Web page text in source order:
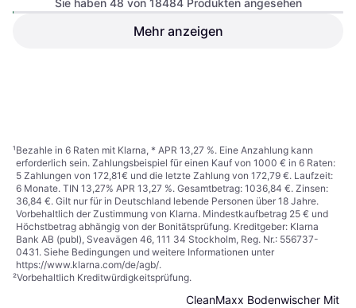
CleanMaxx Bodenwischer Mit
Mehr anzeigen
¹Bezahle in 6 Raten mit Klarna, * APR 13,27 %. Eine Anzahlung kann
erforderlich sein. Zahlungsbeispiel für einen Kauf von 1000 € in 6 Raten:
5 Zahlungen von 172,81€ und die letzte Zahlung von 172,79 €. Laufzeit:
6 Monate. TIN 13,27% APR 13,27 %. Gesamtbetrag: 1036,84 €. Zinsen:
36,84 €. Gilt nur für in Deutschland lebende Personen über 18 Jahre.
Vorbehaltlich der Zustimmung von Klarna. Mindestkaufbetrag 25 € und
Höchstbetrag abhängig von der Bonitätsprüfung. Kreditgeber: Klarna
Bank AB (publ), Sveavägen 46, 111 34 Stockholm, Reg. Nr.: 556737-
0431. Siehe Bedingungen und weitere Informationen unter
https://www.klarna.com/de/agb/.
²Vorbehaltlich Kreditwürdigkeitsprüfung.